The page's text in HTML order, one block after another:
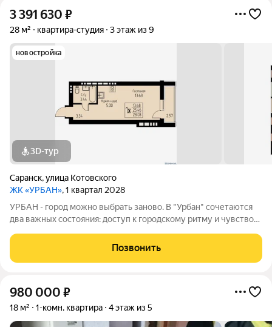
3 391 630 ₽
28 м² квартира-студия 3 этаж из 9
новостройка
3D-тур
Саранск,улица Котовского
ЖК «УРБАН», 1 квартал 2028
УРБАН - город можно выбрать заново. В "Урбан" сочетаются
два важных состояния: доступ к городскому ритму и чувство
удобная городская база: понятные маршруты, близость
инфраструктуры,
Позвонить
980 000 ₽
18 м² 1-комн. квартира 4 этаж из 5